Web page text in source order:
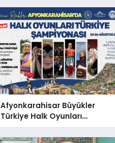
Afyonkarahisar Büyükler
Türkiye Halk Oyunları
Şampiyonasına Ev Sahipliği
Yapıyor